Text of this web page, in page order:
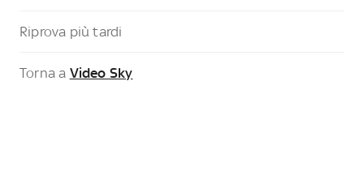
Riprova più tardi
Torna a Video Sky